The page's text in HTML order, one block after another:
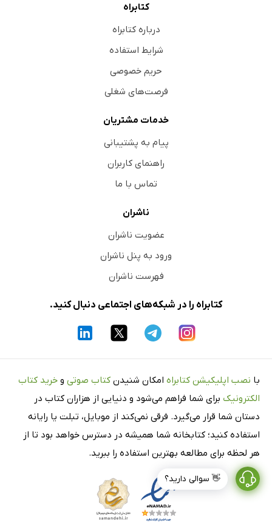
👋 سوالی دارید؟
کتابراه
درباره کتابراه
شرایط استفاده
حریم خصوصی
فرصت‌های شغلی
خدمات مشتریان
پیام به پشتیبانی
راهنمای کاربران
تماس با ما
ناشران
عضویت ناشران
ورود به پنل ناشران
فهرست ناشران
کتابراه را در شبکه‌های اجتماعی دنبال کنید.
با نصب اپلیکیشن کتابراه امکان شنیدن کتاب صوتی و خرید کتاب
الکترونیک برای شما فراهم می‌شود و دنیایی از هزاران کتاب در
دستان شما قرار می‌گیرد. فرقی نمی‌کند از موبایل، تبلت یا رایانه
استفاده کنید؛ کتابخانه شما همیشه در دسترس خواهد بود تا از
هر لحظه برای مطالعه بهترین استفاده را ببرید.